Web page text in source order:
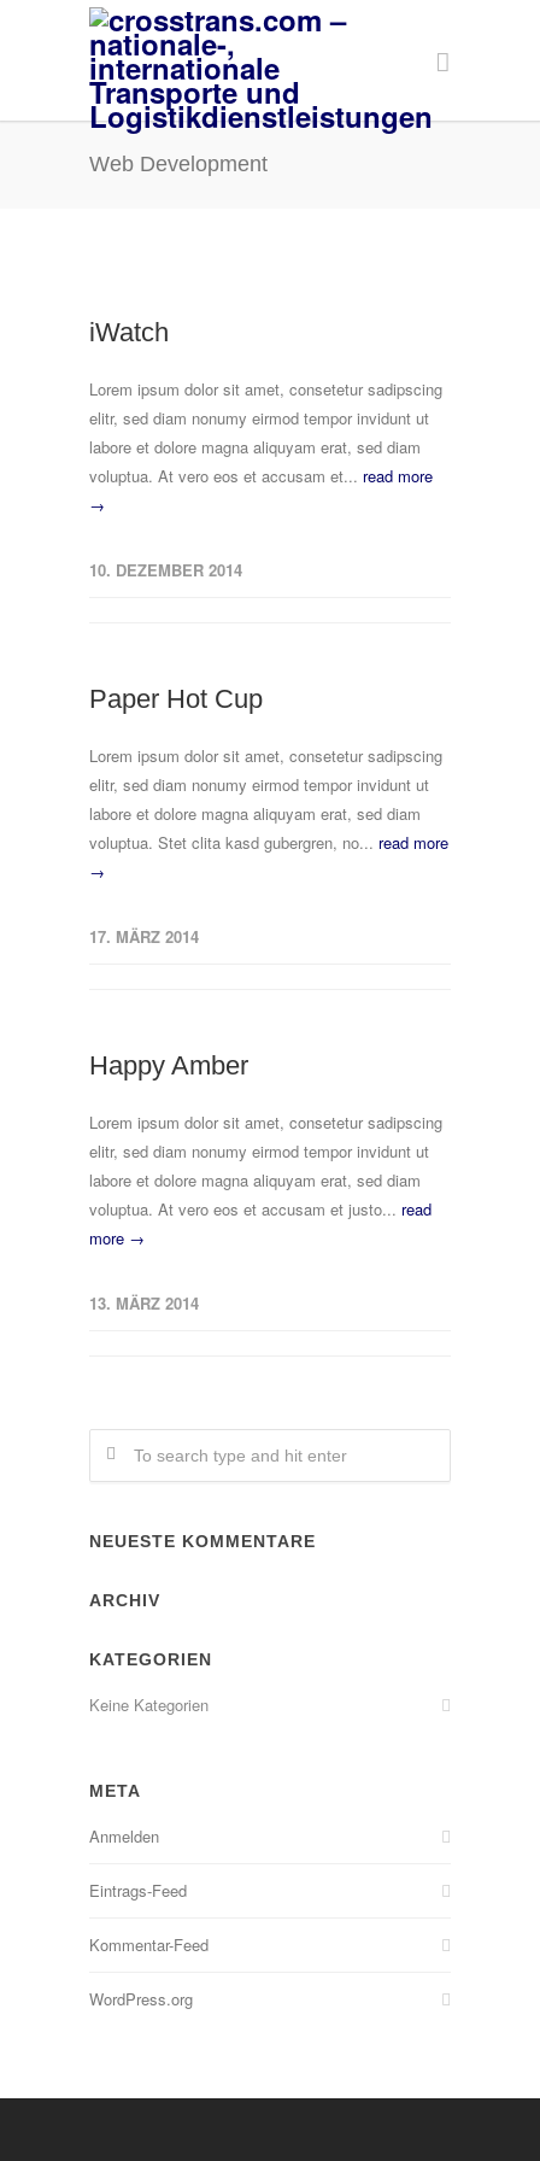
Web Development
iWatch
Lorem ipsum dolor sit amet, consetetur sadipscing
elitr, sed diam nonumy eirmod tempor invidunt ut
labore et dolore magna aliquyam erat, sed diam
voluptua. At vero eos et accusam et... read more
→
10. DEZEMBER 2014
Paper Hot Cup
Lorem ipsum dolor sit amet, consetetur sadipscing
elitr, sed diam nonumy eirmod tempor invidunt ut
labore et dolore magna aliquyam erat, sed diam
voluptua. Stet clita kasd gubergren, no... read more
→
17. MÄRZ 2014
Happy Amber
Lorem ipsum dolor sit amet, consetetur sadipscing
elitr, sed diam nonumy eirmod tempor invidunt ut
labore et dolore magna aliquyam erat, sed diam
voluptua. At vero eos et accusam et justo... read
more →
13. MÄRZ 2014
NEUESTE KOMMENTARE
ARCHIV
KATEGORIEN
Keine Kategorien
META
Anmelden
Eintrags-Feed
Kommentar-Feed
WordPress.org